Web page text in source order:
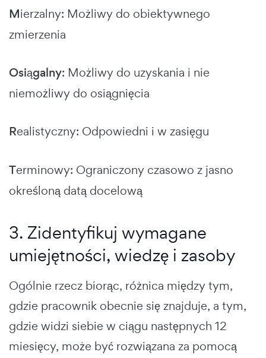
Mierzalny: Możliwy do obiektywnego
zmierzenia
Osiągalny: Możliwy do uzyskania i nie
niemożliwy do osiągnięcia
Realistyczny: Odpowiedni i w zasięgu
Terminowy: Ograniczony czasowo z jasno
określoną datą docelową
3. Zidentyfikuj wymagane
umiejętności, wiedzę i zasoby
Ogólnie rzecz biorąc, różnica między tym,
gdzie pracownik obecnie się znajduje, a tym,
gdzie widzi siebie w ciągu następnych 12
miesięcy, może być rozwiązana za pomocą